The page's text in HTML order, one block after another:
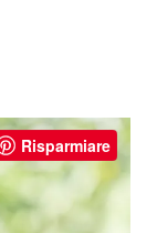
Risparmiare